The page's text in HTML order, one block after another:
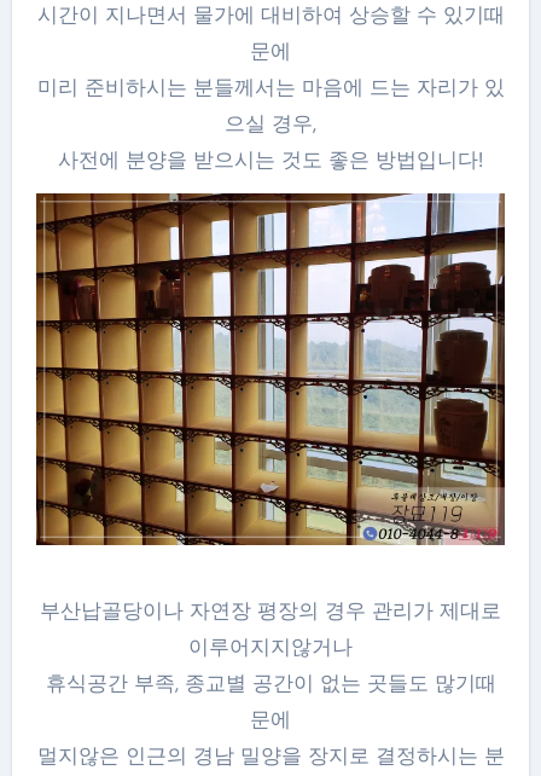
시간이 지나면서 물가에 대비하여 상승할 수 있기때
문에
미리 준비하시는 분들께서는 마음에 드는 자리가 있
으실 경우,
사전에 분양을 받으시는 것도 좋은 방법입니다!
부산납골당이나 자연장 평장의 경우 관리가 제대로
이루어지지않거나
휴식공간 부족, 종교별 공간이 없는 곳들도 많기때
문에
멀지않은 인근의 경남 밀양을 장지로 결정하시는 분